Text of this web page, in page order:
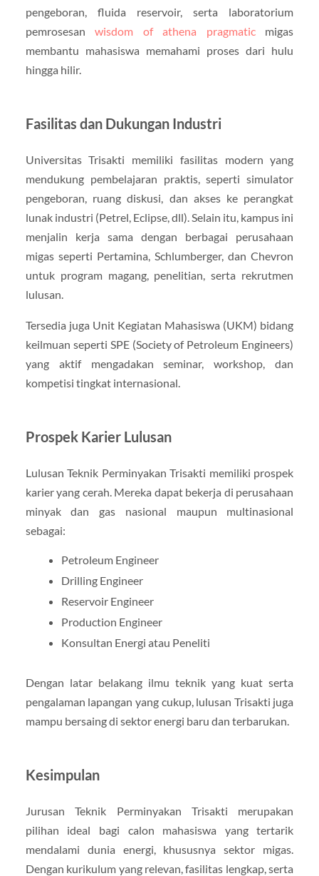
pengeboran, fluida reservoir, serta laboratorium
pemrosesanwisdom of athena pragmaticmigas
membantu mahasiswa memahami proses dari hulu
hingga hilir.
Fasilitas dan Dukungan Industri
Universitas Trisakti memiliki fasilitas modern yang
mendukung pembelajaran praktis, seperti simulator
pengeboran, ruang diskusi, dan akses ke perangkat
lunak industri (Petrel, Eclipse, dll). Selain itu, kampus ini
menjalin kerja sama dengan berbagai perusahaan
migas seperti Pertamina, Schlumberger, dan Chevron
untuk program magang, penelitian, serta rekrutmen
lulusan.
Tersedia juga Unit Kegiatan Mahasiswa (UKM) bidang
keilmuan seperti SPE (Society of Petroleum Engineers)
yang aktif mengadakan seminar, workshop, dan
kompetisi tingkat internasional.
Prospek Karier Lulusan
Lulusan Teknik Perminyakan Trisakti memiliki prospek
karier yang cerah. Mereka dapat bekerja di perusahaan
minyak dan gas nasional maupun multinasional
sebagai:
Petroleum Engineer
Drilling Engineer
Reservoir Engineer
Production Engineer
Konsultan Energi atau Peneliti
Dengan latar belakang ilmu teknik yang kuat serta
pengalaman lapangan yang cukup, lulusan Trisakti juga
mampu bersaing di sektor energi baru dan terbarukan.
Kesimpulan
Jurusan Teknik Perminyakan Trisakti merupakan
pilihan ideal bagi calon mahasiswa yang tertarik
mendalami dunia energi, khususnya sektor migas.
Dengan kurikulum yang relevan, fasilitas lengkap, serta